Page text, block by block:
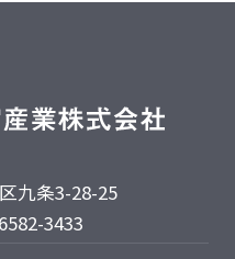
九条3-28-25
3433